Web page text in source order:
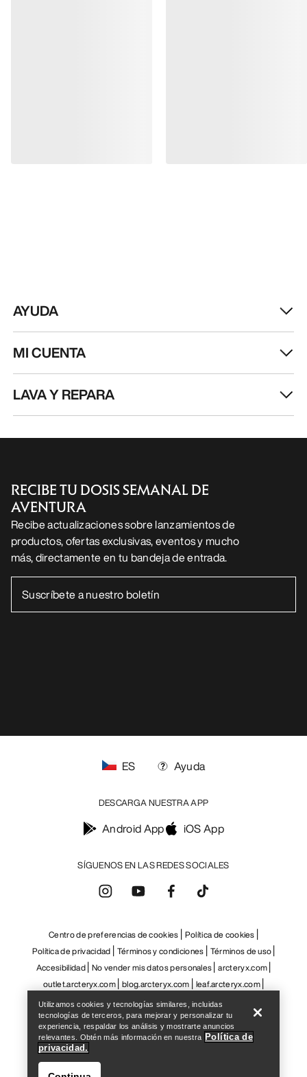
Help
AYUDA
MI CUENTA
LAVA Y REPARA
RECIBE TU DOSIS SEMANAL DE
AVENTURA
Recibe actualizaciones sobre lanzamientos de
productos, ofertas exclusivas, eventos y mucho
más, directamente en tu bandeja de entrada.
SÍGUENOS EN LAS REDES SOCIALES
ES Ayuda
DESCARGA NUESTRA APP
Android App iOS App
Centro de preferencias de cookies Política de cookies
Política de privacidad Términos y condiciones Términos de uso
Accesibilidad No vender mis datos personales arcteryx.com
outlet.arcteryx.com blog.arcteryx.com leaf.arcteryx.com
https://resale.arcteryx.ca Arc'teryx - an Amer Sports Brand
Utilizamos cookies y tecnologías similares, incluidas
tecnologías de terceros, para mejorar y personalizar tu
experiencia, respaldar los análisis y mostrarte anuncios
relevantes. Obtén más información en nuestra Política de
privacidad.